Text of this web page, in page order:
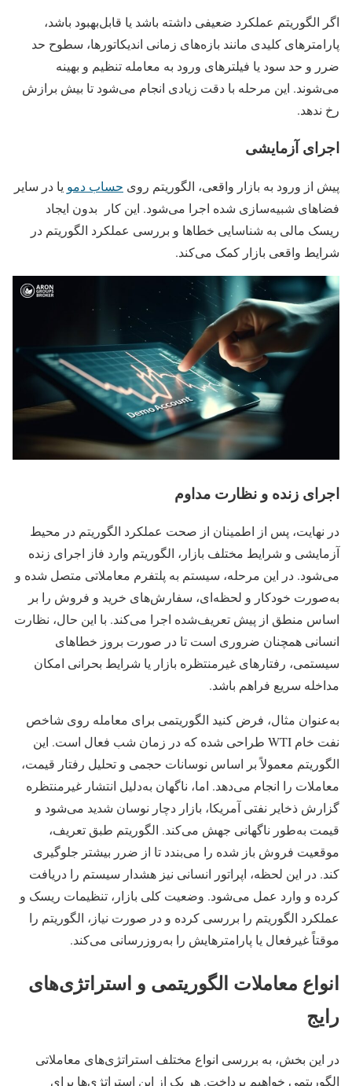
اگر الگوریتم عملکرد ضعیفی داشته باشد یا قابل‌بهبود باشد،
پارامترهای کلیدی مانند بازه‌های زمانی اندیکاتورها، سطوح حد
ضرر و حد سود یا فیلترهای ورود به معامله تنظیم و بهینه
می‌شوند. این مرحله با دقت زیادی انجام می‌شود تا بیش برازش
رخ ندهد.
اجرای آزمایشی
پیش از ورود به بازار واقعی، الگوریتم روی حساب دمو یا در سایر
فضاهای شبیه‌سازی شده اجرا می‌شود. این کار بدون ایجاد
ریسک مالی به شناسایی خطاها و بررسی عملکرد الگوریتم در
شرایط واقعی بازار کمک می‌کند.
اجرای زنده و نظارت مداوم
در نهایت، پس از اطمینان از صحت عملکرد الگوریتم در محیط
آزمایشی و شرایط مختلف بازار، الگوریتم وارد فاز اجرای زنده
می‌شود. در این مرحله، سیستم به پلتفرم معاملاتی متصل شده و
به‌صورت خودکار و لحظه‌ای، سفارش‌های خرید و فروش را بر
اساس منطق از پیش تعریف‌شده اجرا می‌کند. با این حال، نظارت
انسانی همچنان ضروری است تا در صورت بروز خطاهای
سیستمی، رفتارهای غیرمنتظره بازار یا شرایط بحرانی امکان
مداخله سریع فراهم باشد.
به‌عنوان مثال، فرض کنید الگوریتمی برای معامله روی شاخص
نفت خام WTI طراحی شده که در زمان شب فعال است. این
الگوریتم معمولاً بر اساس نوسانات حجمی و تحلیل رفتار قیمت،
معاملات را انجام می‌دهد. اما، ناگهان به‌دلیل انتشار غیرمنتظره
گزارش ذخایر نفتی آمریکا، بازار دچار نوسان شدید می‌شود و
قیمت به‌طور ناگهانی جهش می‌کند. الگوریتم طبق تعریف،
موقعیت فروش باز شده را می‌بندد تا از ضرر بیشتر جلوگیری
کند. در این لحظه، اپراتور انسانی نیز هشدار سیستم را دریافت
کرده و وارد عمل می‌شود. وضعیت کلی بازار، تنظیمات ریسک و
عملکرد الگوریتم را بررسی کرده و در صورت نیاز، الگوریتم را
موقتاً غیرفعال یا پارامترهایش را به‌روزرسانی می‌کند.
انواع معاملات الگوریتمی و استراتژی‌های
رایج
در این بخش، به بررسی انواع مختلف استراتژی‌های معاملاتی
الگوریتمی خواهیم پرداخت. هر یک از این استراتژی‌ها برای